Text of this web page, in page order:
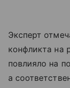
Эксперт
конфликта на
повлияло на
а